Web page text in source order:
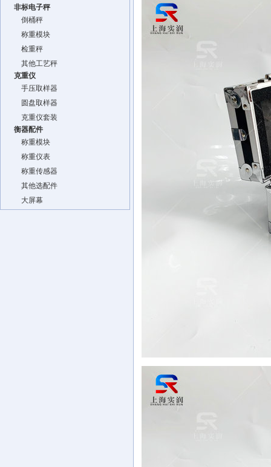
非标电子秤
倒桶秤
称重模块
检重秤
其他工艺秤
克重仪
手压取样器
圆盘取样器
克重仪套装
衡器配件
称重模块
称重仪表
称重传感器
其他选配件
大屏幕